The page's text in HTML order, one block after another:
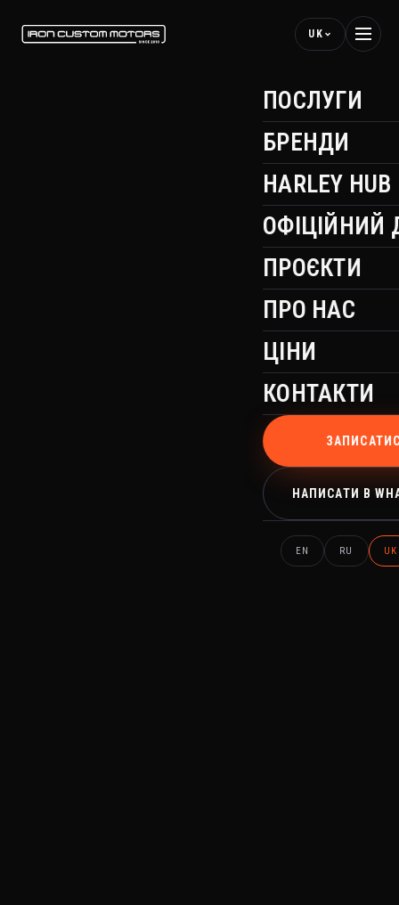
UK
ПОСЛУГИ
БРЕНДИ
HARLEY HUB
ОФІЦІЙНИЙ
ПРОЄКТИ
ПРО НАС
ЦІНИ
КОНТАКТИ
НАПИСАТИ В
EN RU UK